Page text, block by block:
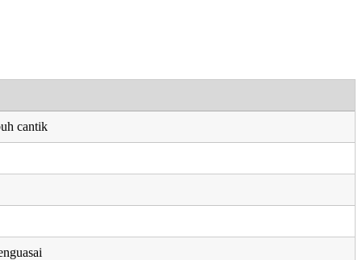
cantik